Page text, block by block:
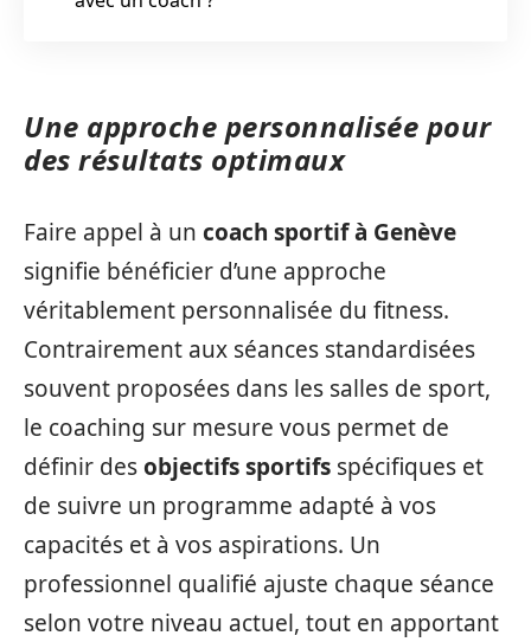
Une approche personnalisée pour
des résultats optimaux
Faire appel à un coach sportif à Genève
signifie bénéficier d’une approche
véritablement personnalisée du fitness.
Contrairement aux séances standardisées
souvent proposées dans les salles de sport,
le coaching sur mesure vous permet de
définir desobjectifs sportifs spécifiques et
de suivre un programme adapté à vos
capacités et à vos aspirations. Un
professionnel qualifié ajuste chaque séance
selon votre niveau actuel, tout en apportant